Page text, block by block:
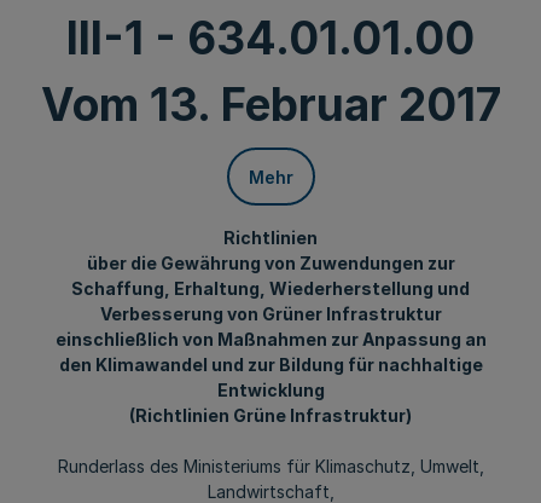
III-1 - 634.01.01.00
Vom 13. Februar 2017
Mehr
Richtlinien
über die Gewährung von Zuwendungen zur
Schaffung, Erhaltung, Wiederherstellung und
Verbesserung von Grüner Infrastruktur
einschließlich von Maßnahmen zur Anpassung an
den Klimawandel und zur Bildung für nachhaltige
Entwicklung
(Richtlinien Grüne Infrastruktur)
Runderlass des Ministeriums für Klimaschutz, Umwelt,
Landwirtschaft,